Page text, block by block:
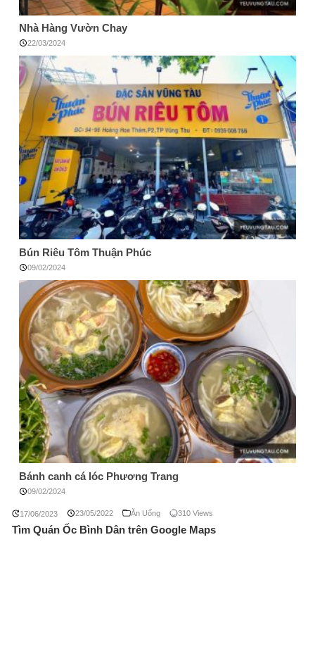
Nhà Hàng Vườn Chay
22/03/2024
Bún Riêu Tôm Thuận Phúc
09/02/2024
Bánh canh cá lóc Phương Trang
09/02/2024
17/06/2023 23/05/2022 Ăn Uống 310 Views
Tìm Quán Ốc Bình Dân trên Google Maps